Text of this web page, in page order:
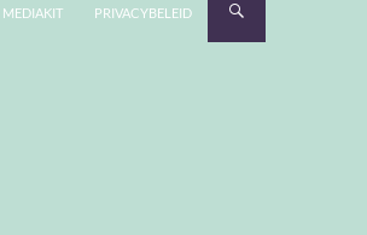
MEDIAKIT PRIVACYBELEID